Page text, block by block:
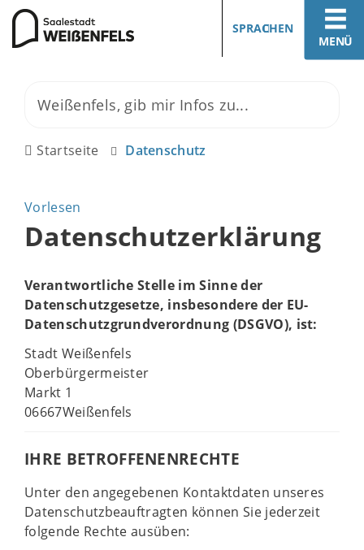
MENÜ
SPRACHEN
Startseite Datenschutz
Vorlesen
Datenschutzerklärung
Verantwortliche Stelle im Sinne der
Datenschutzgesetze, insbesondere der EU-
Datenschutzgrundverordnung (DSGVO), ist:
Stadt Weißenfels
Oberbürgermeister
Markt 1
06667Weißenfels
IHRE BETROFFENENRECHTE
Unter den angegebenen Kontaktdaten unseres
Datenschutzbeauftragten können Sie jederzeit
folgende Rechte ausüben: